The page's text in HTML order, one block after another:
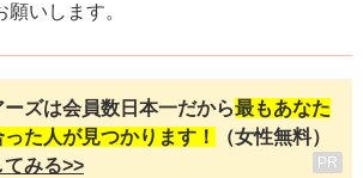
いします。
ーズは会員数日本一だから最もあなた
った人が見つかります！
（女性無料）
てみる>>
PR